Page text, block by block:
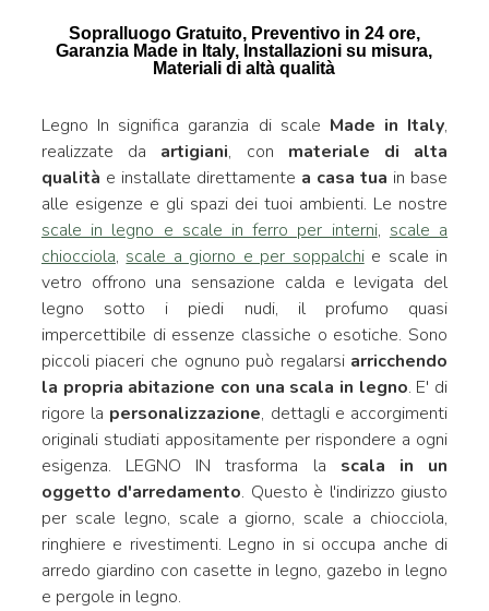
Sopralluogo Gratuito, Preventivo in 24 ore,
Garanzia Made in Italy, Installazioni su misura,
Materiali di altà qualità
Legno In significa garanzia di scale Made in Italy,
realizzate da artigiani, con materiale di alta
qualità e installate direttamente a casa tua in base
alle esigenze e gli spazi dei tuoi ambienti. Le nostre
scale in legno e scale in ferro per interni, scale a
chiocciola, scale a giorno e per soppalchie scale in
vetro offrono una sensazione calda e levigata del
legno sotto i piedi nudi, il profumo quasi
impercettibile di essenze classiche o esotiche. Sono
piccoli piaceri che ognuno può regalarsiarricchendo
la propria abitazione con una scala in legno. E' di
rigore la personalizzazione, dettagli e accorgimenti
originali studiati appositamente per rispondere a ogni
esigenza. LEGNO IN trasforma la scala in un
oggetto d'arredamento. Questo è l'indirizzo giusto
per scale legno, scale a giorno, scale a chiocciola,
ringhiere e rivestimenti. Legno in si occupa anche di
arredo giardino con casette in legno, gazebo in legno
e pergole in legno.